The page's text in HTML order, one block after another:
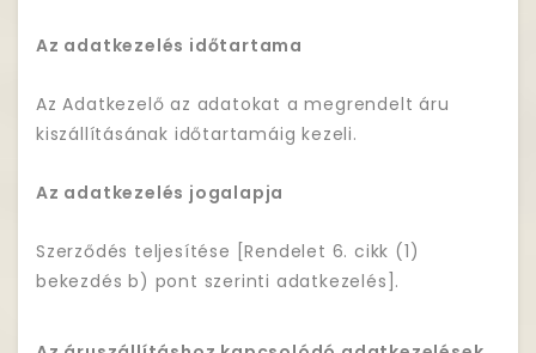
Az adatkezelés időtartama
Az Adatkezelő az adatokat a megrendelt áru
kiszállításának időtartamáig kezeli.
Az adatkezelés jogalapja
Szerződés teljesítése [Rendelet 6. cikk (1)
bekezdés b) pont szerinti adatkezelés].